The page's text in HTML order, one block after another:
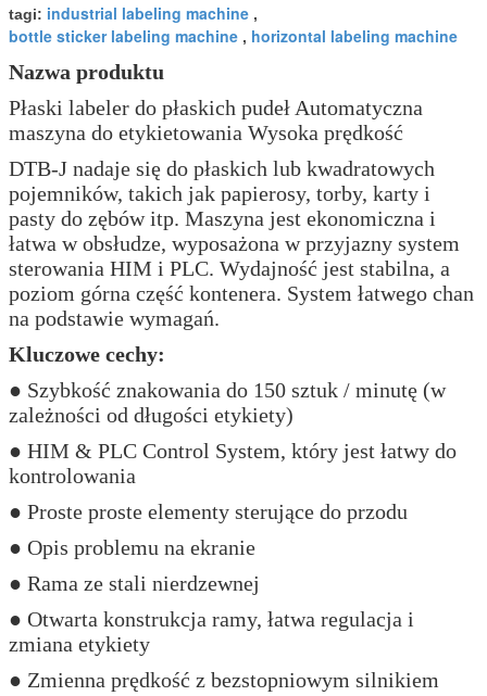
tagi: industrial labeling machine ,
bottle sticker labeling machine , horizontal labeling machine
Nazwa produktu
Płaski labeler do płaskich pudeł Automatyczna
maszyna do etykietowania Wysoka prędkość
DTB-J nadaje się do płaskich lub kwadratowych
pojemników, takich jak papierosy, torby, karty i
pasty do zębów itp. Maszyna jest ekonomiczna i
łatwa w obsłudze, wyposażona w przyjazny system
sterowania HIM i PLC. Wydajność jest stabilna, a
poziom górna część kontenera. System łatwego chan
na podstawie wymagań.
Kluczowe cechy:
● Szybkość znakowania do 150 sztuk / minutę (w
zależności od długości etykiety)
● HIM & PLC Control System, który jest łatwy do
kontrolowania
● Proste proste elementy sterujące do przodu
● Opis problemu na ekranie
● Rama ze stali nierdzewnej
● Otwarta konstrukcja ramy, łatwa regulacja i
zmiana etykiety
● Zmienna prędkość z bezstopniowym silnikiem